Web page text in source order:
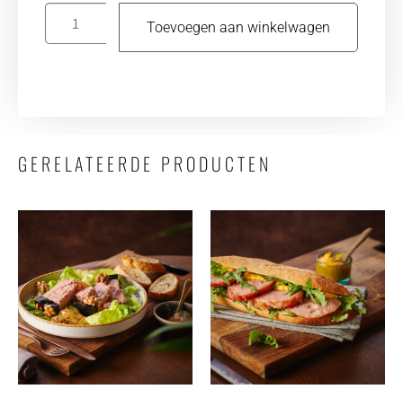
Toevoegen aan winkelwagen
GERELATEERDE PRODUCTEN